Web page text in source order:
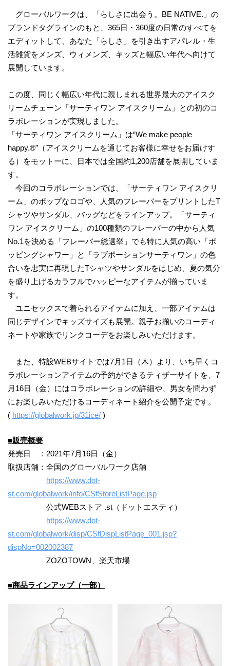
グローバルワークは、「らしさに出会う。BE NATIVE.」の
ブランドタグラインのもと、365日・360度の日常のすべてを
エディットして、あなた「らしさ」を引き出すアパレル・生
活雑貨をメンズ、ウィメンズ、キッズと幅広い年代へ向けて
展開しています。
この度、同じく幅広い年代に親しまれる世界最大のアイスク
リームチェーン「サーティワン アイスクリーム」との初のコ
ラボレーションが実現しました。
「サーティワン アイスクリーム」は“We make people
happy.®”（アイスクリームを通じてお客様に幸せをお届けす
る）をモットーに、日本では全国約1,200店舗を展開していま
す。
今回のコラボレーションでは、「サーティワン アイスクリ
ーム」のポップなロゴや、人気のフレーバーをプリントしたT
シャツやサンダル、バッグなどをラインアップ。「サーティ
ワン アイスクリーム」の100種類のフレーバーの中から人気
No.1を決める「フレーバー総選挙」でも特に人気の高い「ポ
ッピングシャワー」と「ラブポーションサーティワン」の色
合いを忠実に再現したTシャツやサンダルをはじめ、夏の気分
を盛り上げるカラフルでハッピーなアイテムが揃っていま
す。
ユニセックスで着られるアイテムに加え、一部アイテムは
同じデザインでキッズサイズも展開。親子お揃いのコーディ
ネートや家族でリンクコーデをお楽しみいただけます。
また、特設WEBサイトでは7月1日（木）より、いち早くコ
ラボレーションアイテムの予約ができるティザーサイトを、7
月16日（金）にはコラボレーションの詳細や、男女を問わず
にお楽しみいただけるコーディネート紹介を公開予定です。
( https://globalwork.jp/31ice/ )
■販売概要
発売日 ：2021年7月16日（金）
取扱店舗：全国のグローバルワーク店舗
https://www.dot-
st.com/globalwork/info/CSfStoreListPage.jsp
公式WEBストア .st（ドットエスティ）
https://www.dot-
st.com/globalwork/disp/CSfDispListPage_001.jsp?
dispNo=002002387
ZOZOTOWN、楽天市場
■商品ラインアップ（一部）